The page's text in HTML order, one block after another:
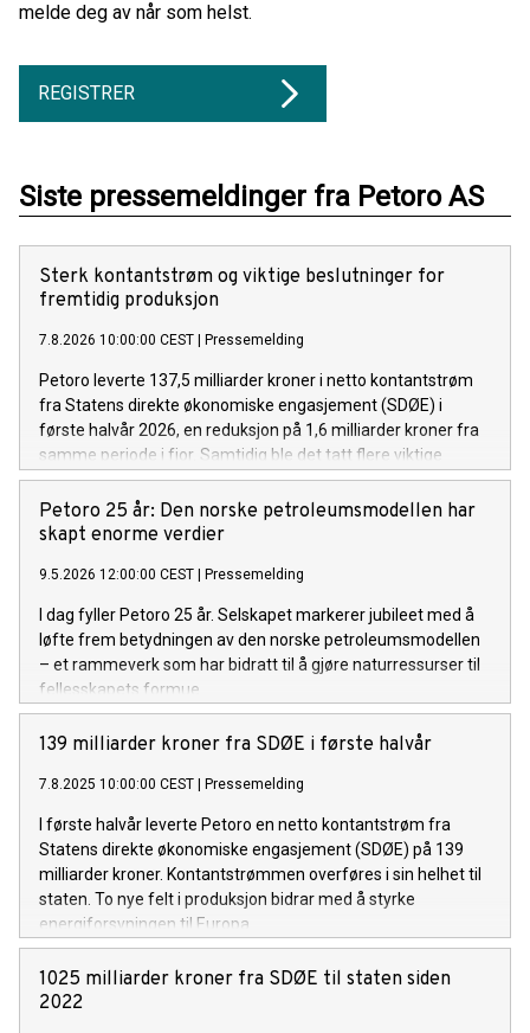
melde deg av når som helst.
REGISTRER
Siste pressemeldinger fra Petoro AS
Sterk kontantstrøm og viktige beslutninger for
fremtidig produksjon
7.8.2026 10:00:00 CEST Pressemelding
Petoro leverte 137,5 milliarder kroner i netto kontantstrøm
fra Statens direkte økonomiske engasjement (SDØE) i
første halvår 2026, en reduksjon på 1,6 milliarder kroner fra
samme periode i fjor. Samtidig ble det tatt flere viktige
prosjektbeslutninger som vil bidra til økt produksjon og
langsiktig verdiskaping ved å utnytte eksisterende
infrastruktur på norsk sokkel.
Petoro 25 år: Den norske petroleumsmodellen har
skapt enorme verdier
9.5.2026 12:00:00 CEST Pressemelding
I dag fyller Petoro 25 år. Selskapet markerer jubileet med å
løfte frem betydningen av den norske petroleumsmodellen
– et rammeverk som har bidratt til å gjøre naturressurser til
fellesskapets formue.
139 milliarder kroner fra SDØE i første halvår
7.8.2025 10:00:00 CEST Pressemelding
I første halvår leverte Petoro en netto kontantstrøm fra
Statens direkte økonomiske engasjement (SDØE) på 139
milliarder kroner. Kontantstrømmen overføres i sin helhet til
staten. To nye felt i produksjon bidrar med å styrke
energiforsyningen til Europa.
1025 milliarder kroner fra SDØE til staten siden
2022